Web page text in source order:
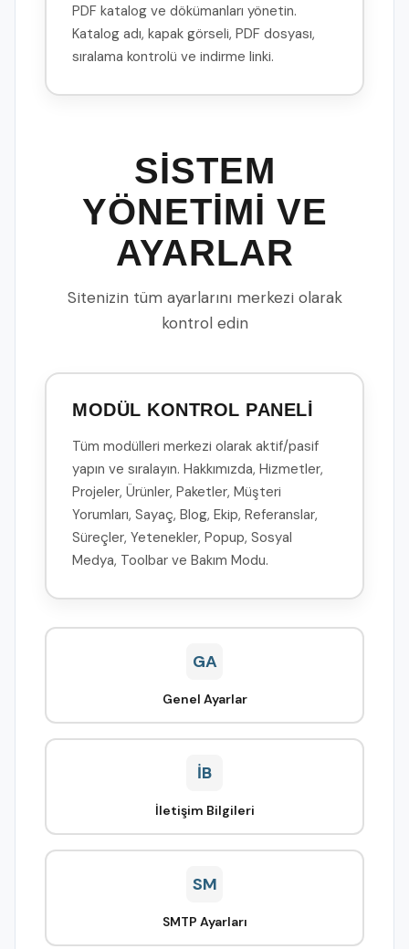
PDF katalog ve dökümanları yönetin.
Katalog adı, kapak görseli, PDF dosyası,
sıralama kontrolü ve indirme linki.
SİSTEM
YÖNETİMİ VE
AYARLAR
Sitenizin tüm ayarlarını merkezi olarak
kontrol edin
MODÜL KONTROL PANELİ
Tüm modülleri merkezi olarak aktif/pasif
yapın ve sıralayın. Hakkımızda, Hizmetler,
Projeler, Ürünler, Paketler, Müşteri
Yorumları, Sayaç, Blog, Ekip, Referanslar,
Süreçler, Yetenekler, Popup, Sosyal
Medya, Toolbar ve Bakım Modu.
GA
Genel Ayarlar
İB
İletişim Bilgileri
SM
SMTP Ayarları